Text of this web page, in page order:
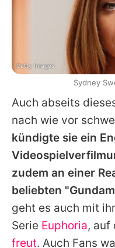
Auch abseits
nach wie vor
kündigte sie ein
zudem an einer
beliebten
geht es auch mit
Serie Euphoria, auf
freut. Auch Fans
Getty Images
Sydney